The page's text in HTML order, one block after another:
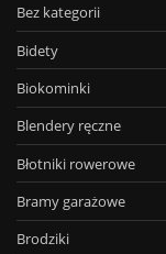
Bez kategorii
Bidety
Biokominki
Blendery ręczne
Błotniki rowerowe
Bramy garażowe
Brodziki